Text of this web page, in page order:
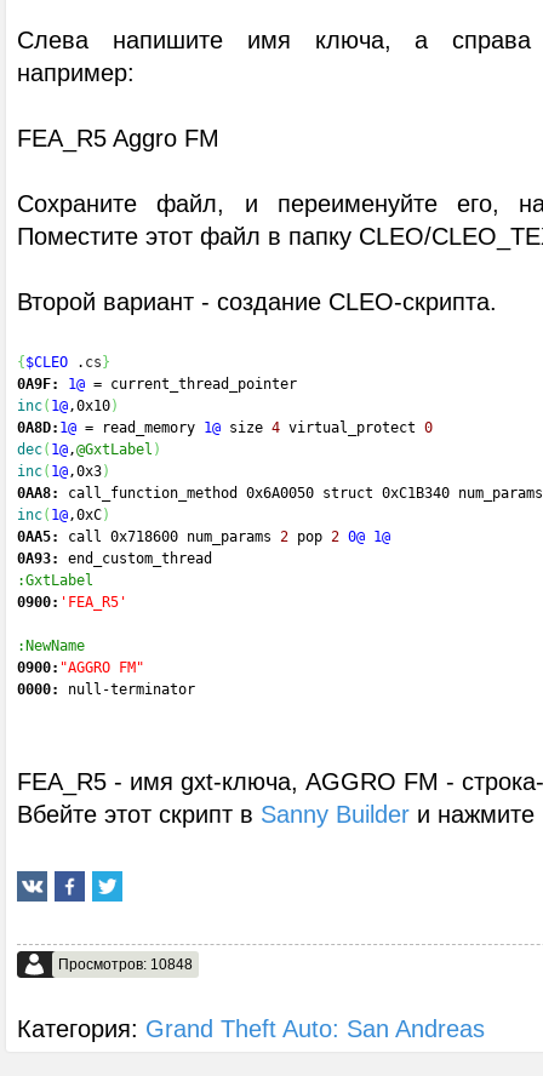
Слева напишите имя ключа, а справа -
например:
FEA_R5 Aggro FM
Сохраните файл, и переименуйте его,
Поместите этот файл в папку CLEO/
Второй вариант - создание CLEO-скрипта.
{ $CLEO . cs }
0A9F:
1@ = current_thread_pointer
inc( 1@,0x10)
0A8D: 1@ = read_memory 1@ size 4 virtual_protect 0
dec( 1@,@GxtLabel )
inc( 1@,0x3)
0AA8:
call_function_method 0x6A0050 struct 0xC1B340
inc( 1@,0xC)
0AA5:
call 0x718600 num_params 2 pop 2 0@ 1@
0A93:
end_custom_thread
:GxtLabel
0900: 'FEA_R5'
:NewName
0900: "AGGRO FM"
0000:
null -terminator
FEA_R5 - имя gxt-ключа, AGGRO FM -
Вбейте этот скрипт в Sanny Builder и нажмите
Просмотров: 10848
Категория: Grand Theft Auto: San Andreas